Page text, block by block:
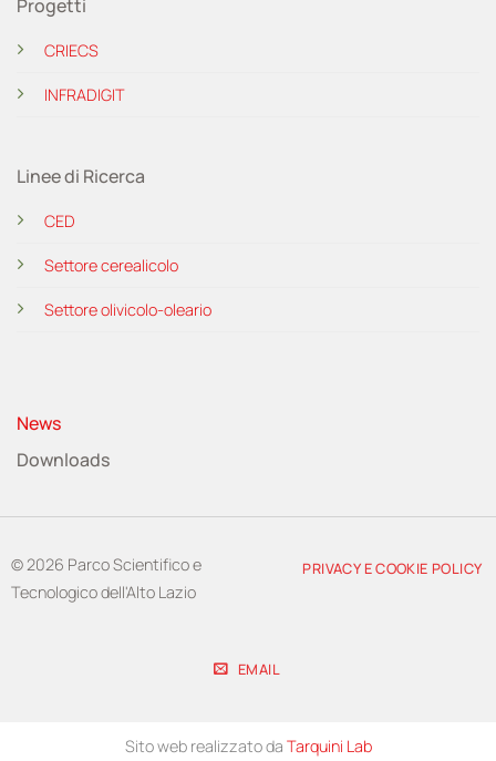
Progetti
CRIECS
INFRADIGIT
Linee di Ricerca
CED
Settore cerealicolo
Settore olivicolo-oleario
News
Downloads
© 2026 Parco Scientifico e
Tecnologico dell'Alto Lazio
EMAIL
PRIVACY E COOKIE POLICY
Sito web realizzato da Tarquini Lab